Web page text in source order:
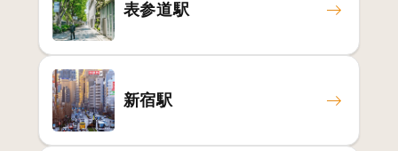
表参道駅
新宿駅